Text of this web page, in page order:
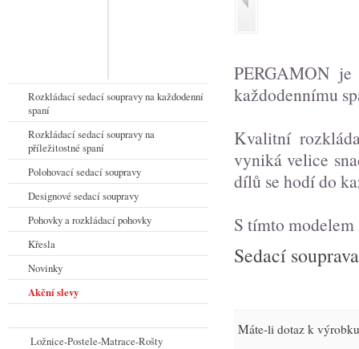
PERGAMON
každodennímu
Kvalitní
vyniká velice
dílů se hodí do
S tímto
Sedací
Máte-li dotaz k
Rozkládací sedací soupravy na každodenní
spaní
Rozkládací sedací soupravy na
příležitostné spaní
Polohovací sedací soupravy
Designové sedací soupravy
Pohovky a rozkládací pohovky
Křesla
Novinky
Akční slevy
Ložnice-Postele-Matrace-Rošty